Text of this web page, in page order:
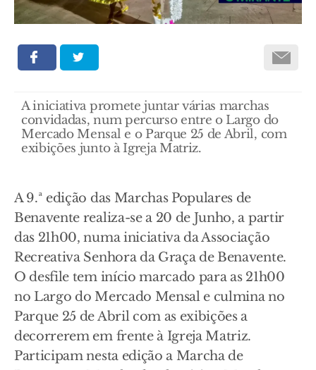
A iniciativa promete juntar várias marchas
convidadas, num percurso entre o Largo do
Mercado Mensal e o Parque 25 de Abril, com
exibições junto à Igreja Matriz.
A 9.ª edição das Marchas Populares de
Benavente realiza-se a 20 de Junho, a partir
das 21h00, numa iniciativa da Associação
Recreativa Senhora da Graça de Benavente.
O desfile tem início marcado para as 21h00
no Largo do Mercado Mensal e culmina no
Parque 25 de Abril com as exibições a
decorrerem em frente à Igreja Matriz.
Participam nesta edição a Marcha de